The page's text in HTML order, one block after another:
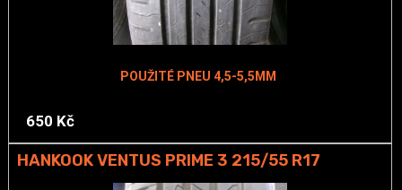
POUŽITÉ PNEU 4,5-5,5MM
650 Kč
HANKOOK VENTUS PRIME 3 215/55 R17